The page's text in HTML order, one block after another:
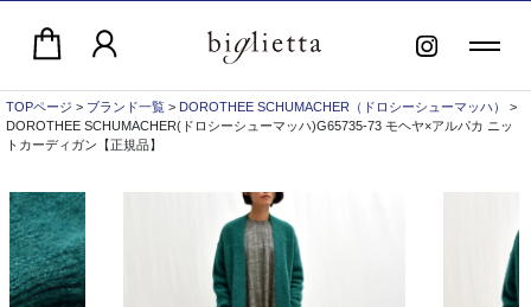
TOPページ > ブランド一覧 > DOROTHEE SCHUMACHER（ドロシーシューマッハ）
>
DOROTHEE SCHUMACHER(ドロシーシューマッハ)G65735-73 モヘヤ×アルパカ ニッ
トカーディガン【正規品】